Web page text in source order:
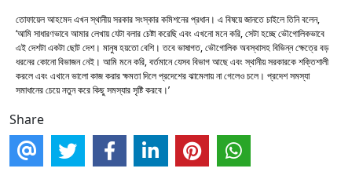
তোফায়েল আহমেদ এখন স্থানীয় সরকার সংস্কার কমিশনের প্রধান। এ বিষয়ে জানতে চাইলে তিনি বলেন,
‘আমি সাধারণভাবে আমার লেখায় যেটা বলার চেষ্টা করেছি এবং এখনো মনে করি, সেটা হচ্ছে ভৌগোলিকভাবে
এই দেশটা একটা ছোট দেশ। মানুষ হয়তো বেশি। তবে ভাষাগত, ভৌগোলিক অবস্থাসহ বিভিন্ন ক্ষেত্রে বড়
ধরনের কোনো বিভাজন নেই। আমি মনে করি, বর্তমানে যেসব বিভাগ আছে এবং স্থানীয় সরকারকে শক্তিশালী
করলে এবং এখানে ভালো কাজ করার ক্ষমতা দিলে প্রদেশের ঝামেলায় না গেলেও চলে। প্রদেশ সমস্যা
সমাধানের চেয়ে নতুন করে কিছু সমস্যার সৃষ্টি করবে।’
Share